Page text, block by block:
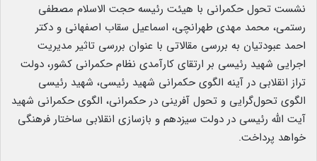
نشست تحول حکمرانی با هیئت رئیسه حجت الاسلام مصطفی
رستمی، محمد مهدی طهرانچی، اسماعیل سقاب اصفهانی و دکتر
احمد عبودتیان به بررسی مقالاتی با عنوان بررسی تاثیر مدیریت
اجرایی شهید رئیسی بر ارتقای کارآمدی نظام حکمرانی کشور، دولت
تراز انقلابی در آینه الگوی حکمرانی شهید رئیسی، شهید رئیسی
الگوی تحول‌گرایی و تحول آفرینی در حکمرانی، الگوی حکمرانی شهید
آیت الله رئیسی در دولت سیزدهم و بازسازی انقلابی ساختار فرهنگی
خواهد پرداخت.